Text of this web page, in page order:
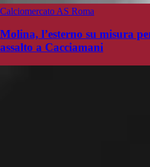
Calciomercato AS Roma
Molina, l’esterno su misura
assalto a Cacciamani